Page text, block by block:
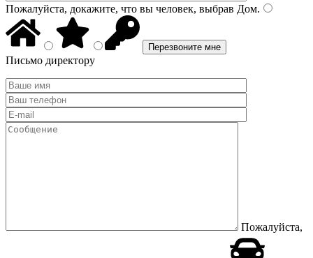
Пожалуйста, докажите, что вы человек, выбрав Дом.
Письмо директору
Пожалуйста,